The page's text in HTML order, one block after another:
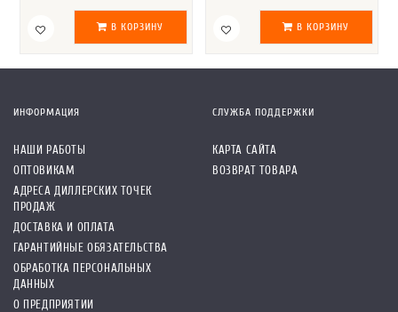
В КОРЗИНУ В КОРЗИНУ
ИНФОРМАЦИЯ
НАШИ РАБОТЫ
ОПТОВИКАМ
АДРЕСА ДИЛЛЕРСКИХ ТОЧЕК
ПРОДАЖ
ДОСТАВКА И ОПЛАТА
ГАРАНТИЙНЫЕ ОБЯЗАТЕЛЬСТВА
ОБРАБОТКА ПЕРСОНАЛЬНЫХ
ДАННЫХ
О ПРЕДПРИЯТИИ
СЛУЖБА ПОДДЕРЖКИ
КАРТА САЙТА
ВОЗВРАТ ТОВАРА